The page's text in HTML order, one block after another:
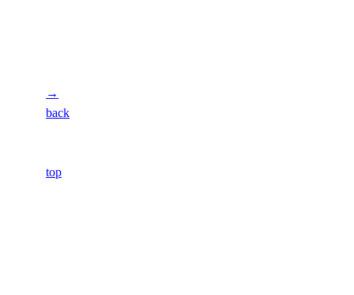
→
back
top